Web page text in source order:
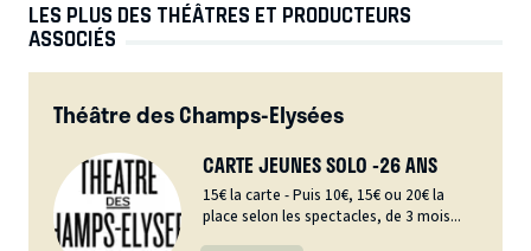
LES PLUS DES THÉÂTRES ET PRODUCTEURS
ASSOCIÉS
Théâtre des Champs-Elysées
CARTE JEUNES SOLO -26 ANS
15€ la carte - Puis 10€, 15€ ou 20€ la
place selon les spectacles, de 3 mois...